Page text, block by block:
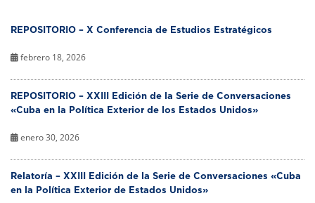
REPOSITORIO – X Conferencia de Estudios Estratégicos
febrero 18, 2026
REPOSITORIO – XXIII Edición de la Serie de Conversaciones
«Cuba en la Política Exterior de los Estados Unidos»
enero 30, 2026
Relatoría – XXIII Edición de la Serie de Conversaciones «Cuba
en la Política Exterior de Estados Unidos»